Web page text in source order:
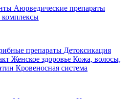
Аюрведические препараты
препараты Детоксикация
Женское здоровье Кожа, волосы,
Кровеносная система